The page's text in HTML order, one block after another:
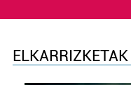
ELKARRIZKETAK